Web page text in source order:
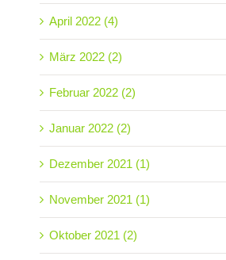
April 2022 (4)
März 2022 (2)
Februar 2022 (2)
Januar 2022 (2)
Dezember 2021 (1)
November 2021 (1)
Oktober 2021 (2)